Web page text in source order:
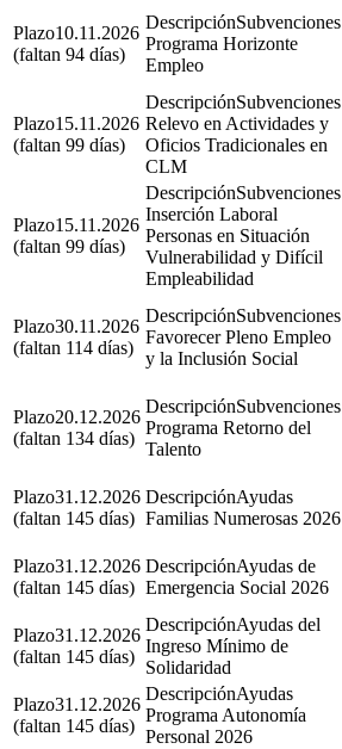
10.11.2026
(faltan 94 días)
Subvenciones
Programa Horizonte
Empleo
15.11.2026
(faltan 99 días)
Subvenciones
Relevo en Actividades y
Oficios Tradicionales en
CLM
15.11.2026
(faltan 99 días)
Subvenciones
Inserción Laboral
Personas en Situación
Vulnerabilidad y Difícil
Empleabilidad
30.11.2026
(faltan 114 días)
Subvenciones
Favorecer Pleno Empleo
y la Inclusión Social
20.12.2026
(faltan 134 días)
Subvenciones
Programa Retorno del
Talento
31.12.2026
(faltan 145 días)
Ayudas
Familias Numerosas 2026
31.12.2026
(faltan 145 días)
Ayudas de
Emergencia Social 2026
31.12.2026
(faltan 145 días)
Ayudas del
Ingreso Mínimo de
Solidaridad
31.12.2026
(faltan 145 días)
Ayudas
Programa Autonomía
Personal 2026